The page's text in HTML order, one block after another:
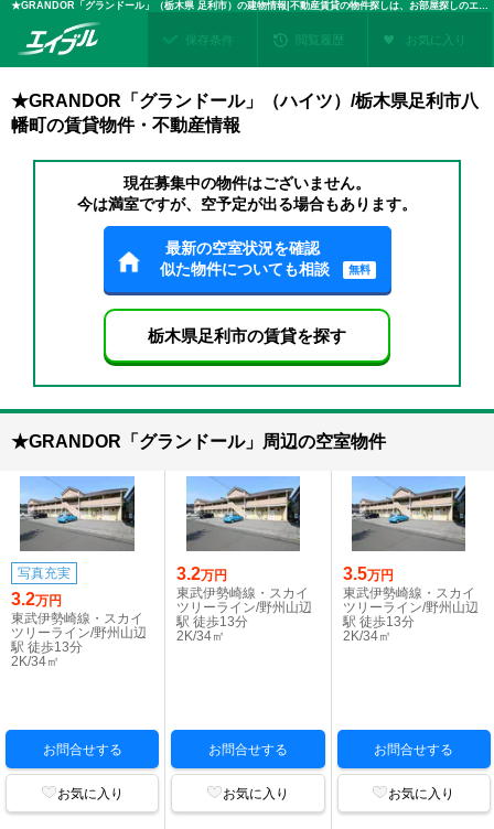
★GRANDOR「グランドール」（栃木県 足利市）の建物情報|不動産賃貸の物件探しは、お部屋探しのエイブル
保存条件 閲覧履歴 お気に入り
★GRANDOR「グランドール」（ハイツ）/栃木県足利市八
幡町の賃貸物件・不動産情報
現在募集中の物件はございません。
今は満室ですが、空予定が出る場合もあります。
最新の空室状況を確認
似た物件についても相談
無料
栃木県足利市の賃貸を探す
★GRANDOR「グランドール」周辺の空室物件
写真充実
3.2万円
東武伊勢崎線・スカイ
ツリーライン/野州山辺
駅 徒歩13分
2K/34㎡
お問合せする
お気に入り
3.2万円
東武伊勢崎線・スカイ
ツリーライン/野州山辺
駅 徒歩13分
2K/34㎡
お問合せする
お気に入り
3.5万円
東武伊勢崎線・スカイ
ツリーライン/野州山辺
駅 徒歩13分
2K/34㎡
お問合せする
お気に入り